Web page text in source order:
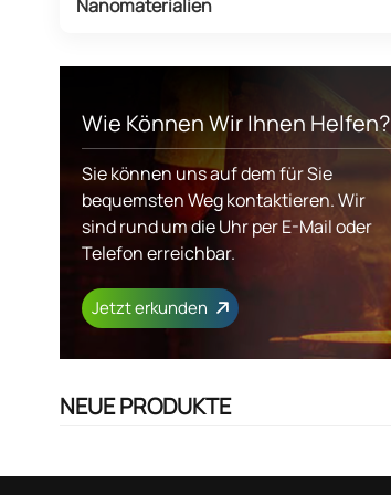
Nanomaterialien
Wie Können Wir Ihnen Helfen?
Sie können uns auf dem für Sie
bequemsten Weg kontaktieren. Wir
sind rund um die Uhr per E-Mail oder
Telefon erreichbar.
Jetzt erkunden
NEUE PRODUKTE